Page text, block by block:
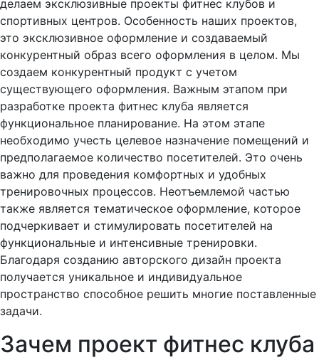
делаем эксклюзивные проекты фитнес клубов и
спортивных центров. Особенность наших проектов,
это эксклюзивное оформление и создаваемый
конкурентный образ всего оформления в целом. Мы
создаем конкурентный продукт с учетом
существующего оформления. Важным этапом при
разработке проекта фитнес клуба является
функциональное планирование. На этом этапе
необходимо учесть целевое назначение помещений и
предполагаемое количество посетителей. Это очень
важно для проведения комфортных и удобных
тренировочных процессов. Неотъемлемой частью
также является тематическое оформление, которое
подчеркивает и стимулировать посетителей на
функциональные и интенсивные тренировки.
Благодаря созданию авторского дизайн проекта
получается уникальное и индивидуальное
пространство способное решить многие поставленные
задачи.
Зачем проект фитнес клуба